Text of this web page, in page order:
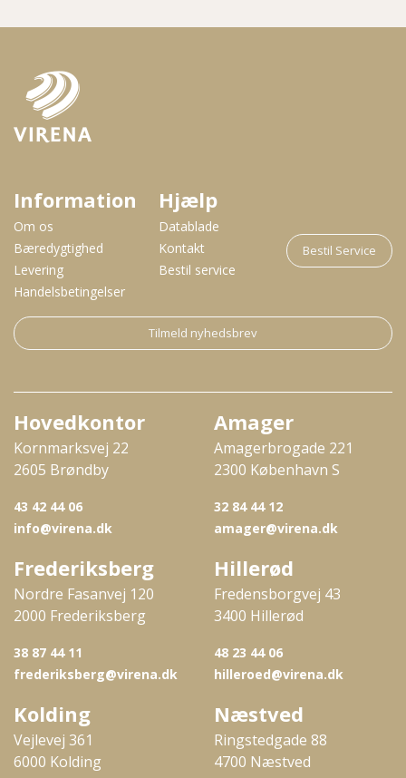
Information
Om os
Bæredygtighed
Levering
Handelsbetingelser
Hjælp
Datablade
Kontakt
Bestil service
Bestil Service
Tilmeld nyhedsbrev
Hovedkontor
Kornmarksvej 22
2605 Brøndby
43 42 44 06
info@virena.dk
Amager
Amagerbrogade 221
2300 København S
32 84 44 12
amager@virena.dk
Frederiksberg
Nordre Fasanvej 120
2000 Frederiksberg
38 87 44 11
frederiksberg@virena.dk
Hillerød
Fredensborgvej 43
3400 Hillerød
48 23 44 06
hilleroed@virena.dk
Kolding
Vejlevej 361
6000 Kolding
Næstved
Ringstedgade 88
4700 Næstved